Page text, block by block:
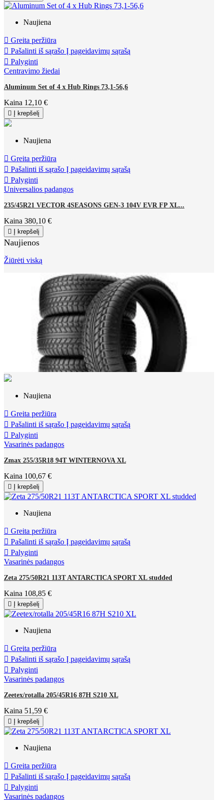
Naujiena
 Greita peržiūra
 Pašalinti iš sąrašo Į pageidavimų sąrašą
 Palyginti
Centravimo žiedai
Aluminum Set of 4 x Hub Rings 73,1-56,6
Kaina 12,10 €
 Į krepšelį
Naujiena
 Greita peržiūra
 Pašalinti iš sąrašo Į pageidavimų sąrašą
 Palyginti
Universalios padangos
235/45R21 VECTOR 4SEASONS GEN-3 104V EVR FP XL...
Kaina 380,10 €
 Į krepšelį
Naujienos
Žiūrėti viską
Naujiena
 Greita peržiūra
 Pašalinti iš sąrašo Į pageidavimų sąrašą
 Palyginti
Vasarinės padangos
Zmax 255/35R18 94T WINTERNOVA XL
Kaina 100,67 €
 Į krepšelį
Naujiena
 Greita peržiūra
 Pašalinti iš sąrašo Į pageidavimų sąrašą
 Palyginti
Vasarinės padangos
Zeta 275/50R21 113T ANTARCTICA SPORT XL studded
Kaina 108,85 €
 Į krepšelį
Naujiena
 Greita peržiūra
 Pašalinti iš sąrašo Į pageidavimų sąrašą
 Palyginti
Vasarinės padangos
Zeetex/rotalla 205/45R16 87H S210 XL
Kaina 51,59 €
 Į krepšelį
Naujiena
 Greita peržiūra
 Pašalinti iš sąrašo Į pageidavimų sąrašą
 Palyginti
Vasarinės padangos